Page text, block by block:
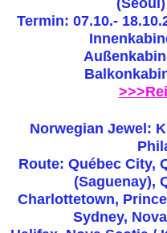
Termin: 07.10.-
Norwegian Jewel:
Route: Québec City,
(Saguenay),
Charlottetown,
Sydney,